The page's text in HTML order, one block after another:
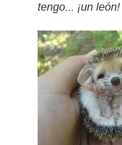
tengo... ¡un león!